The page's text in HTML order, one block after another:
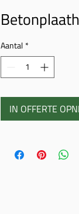
Aantal*
IN OFFERTE